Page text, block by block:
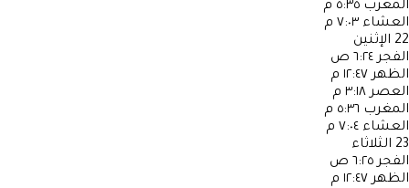
المغرب ٥:٣٥ م
العشاء ٧:٠٣ م
22 الإثنين
الفجر ٦:٢٤ ص
الظهر ١٢:٤٧ م
العصر ٣:١٨ م
المغرب ٥:٣٦ م
العشاء ٧:٠٤ م
23 الثلاثاء
الفجر ٦:٢٥ ص
الظهر ١٢:٤٧ م